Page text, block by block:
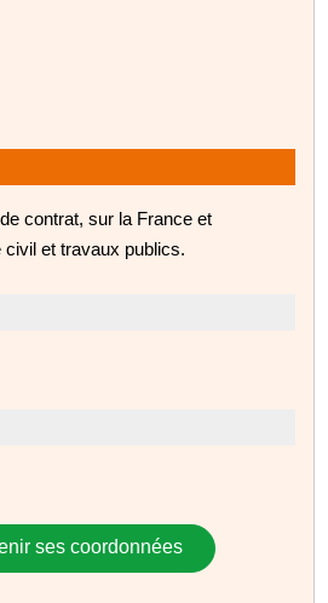
contrat, sur la France et
civil et travaux publics.
ses coordonnées